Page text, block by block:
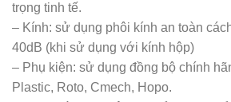
trọng tinh tế.
– Kính: sử dụng phôi kính an toàn
40dB (khi sử dụng với kính hộp)
– Phụ kiện: sử dụng đồng bộ chính
Plastic, Roto, Cmech, Hopo.